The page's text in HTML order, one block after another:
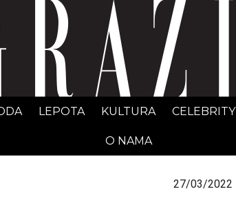
GRAZIA Srbija
LEPOTA KULTURA CELEBRITY
O NAMA
27/03/2022